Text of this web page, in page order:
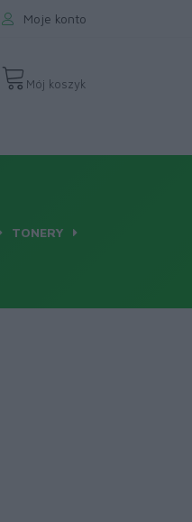
Moje konto
Mój koszyk
TONERY